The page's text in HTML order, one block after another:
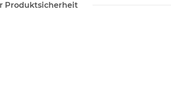
Produktsicherheit